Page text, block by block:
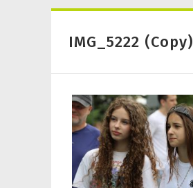
IMG_5222 (Copy)